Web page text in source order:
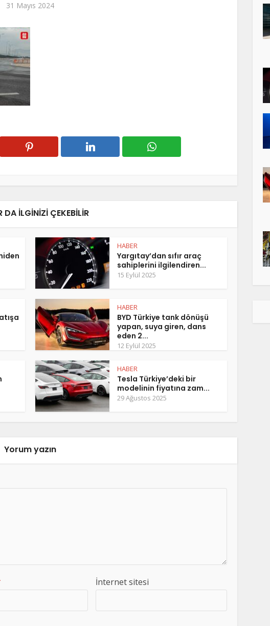
31 Mayıs 2024
DA ILGINIZI ÇEKEBILIR
HABER
Yargıtay’dan sıfır araç
sahiplerini ilgilendiren...
15 Eylül 2025
HABER
BYD Türkiye tank dönüşü
yapan, suya giren, dans
eden 2...
12 Eylül 2025
HABER
Tesla Türkiye’deki bir
modelinin fiyatına zam...
29 Ağustos 2025
Yorum yazın
İnternet sitesi